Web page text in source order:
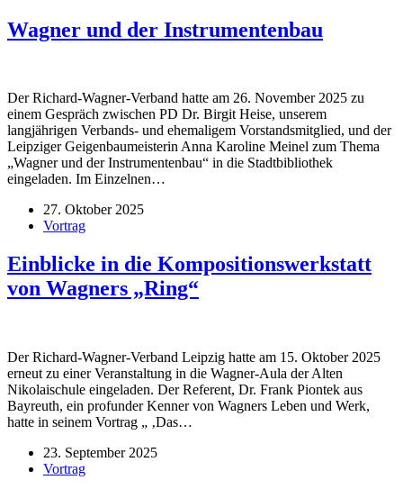
Wagner und der Instrumentenbau
Der Richard-Wagner-Verband hatte am 26. November 2025 zu
einem Gespräch zwischen PD Dr. Birgit Heise, unserem
langjährigen Verbands- und ehemaligem Vorstandsmitglied, und der
Leipziger Geigenbaumeisterin Anna Karoline Meinel zum Thema
„Wagner und der Instrumentenbau“ in die Stadtbibliothek
eingeladen. Im Einzelnen…
27. Oktober 2025
Vortrag
Einblicke in die Kompositionswerkstatt
von Wagners „Ring“
Der Richard-Wagner-Verband Leipzig hatte am 15. Oktober 2025
erneut zu einer Veranstaltung in die Wagner-Aula der Alten
Nikolaischule eingeladen. Der Referent, Dr. Frank Piontek aus
Bayreuth, ein profunder Kenner von Wagners Leben und Werk,
hatte in seinem Vortrag „ ‚Das…
23. September 2025
Vortrag